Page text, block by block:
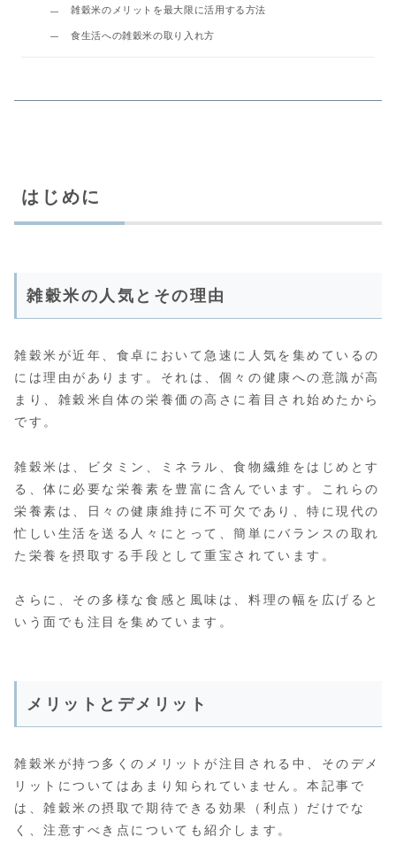
雑穀米のメリットを最大限に活用する方法
食生活への雑穀米の取り入れ方
はじめに
雑穀米の人気とその理由
雑穀米が近年、食卓において急速に人気を集めているの
には理由があります。それは、個々の健康への意識が高
まり、雑穀米自体の栄養価の高さに着目され始めたから
です。
雑穀米は、ビタミン、ミネラル、食物繊維をはじめとす
る、体に必要な栄養素を豊富に含んでいます。これらの
栄養素は、日々の健康維持に不可欠であり、特に現代の
忙しい生活を送る人々にとって、簡単にバランスの取れ
た栄養を摂取する手段として重宝されています。
さらに、その多様な食感と風味は、料理の幅を広げると
いう面でも注目を集めています。
メリットとデメリット
雑穀米が持つ多くのメリットが注目される中、そのデメ
リットについてはあまり知られていません。本記事で
は、雑穀米の摂取で期待できる効果（利点）だけでな
く、注意すべき点についても紹介します。